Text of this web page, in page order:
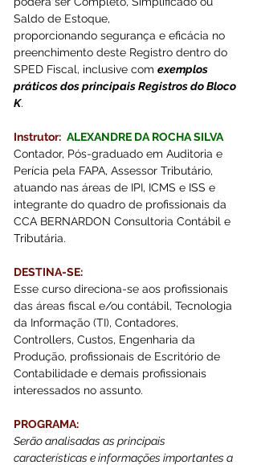
Saldo de Estoque,
proporcionando segurança e eficácia no
preenchimento deste Registro dentro do
SPED Fiscal, inclusive com exemplos
práticos dos principais Registros do Bloco
K.
Instrutor: ALEXANDRE DA ROCHA SILVA
Contador, Pós-graduado em Auditoria e
Perícia pela FAPA, Assessor Tributário,
atuando nas áreas de IPI, ICMS e ISS e
integrante do quadro de profissionais da
CCA BERNARDON Consultoria Contábil e
Tributária.
DESTINA-SE:
Esse curso direciona-se aos profissionais
das áreas fiscal e/ou contábil, Tecnologia
da Informação (TI), Contadores,
Controllers, Custos, Engenharia da
Produção, profissionais de Escritório de
Contabilidade e demais profissionais
interessados no assunto.
PROGRAMA:
Serão analisadas as principais
características e informações importantes a